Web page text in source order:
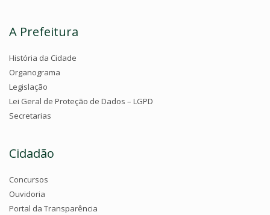
A Prefeitura
História da Cidade
Organograma
Legislação
Lei Geral de Proteção de Dados – LGPD
Secretarias
Cidadão
Concursos
Ouvidoria
Portal da Transparência